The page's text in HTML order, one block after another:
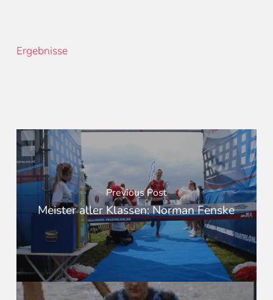
Ergebnisse
Previous Post
Meister aller Klassen: Norman Fenske